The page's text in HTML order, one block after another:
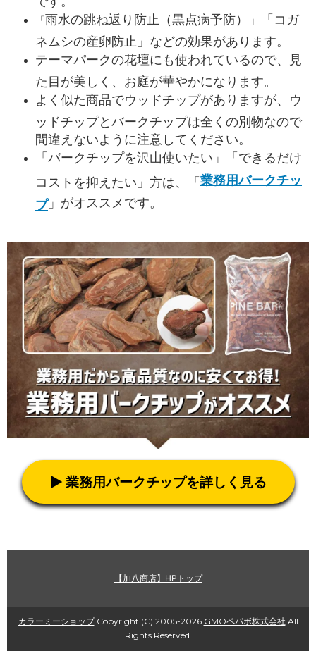
「雨水の跳ね返り防止（黒点病予防）」「コガ
ネムシの産卵防止」などの効果があります。
テーマパークの花壇にも使われているので、見
た目が美しく、お庭が華やかになります。
よく似た商品でウッドチップがありますが、ウ
ッドチップとバークチップは全くの別物なので
間違えないように注意してください。
「バークチップを沢山使いたい」「できるだけ
コストを抑えたい」方は、「業務用バークチッ
プ」がオススメです。
▶ 業務用バークチップを詳しく見る
【加八商店】HPトップ
カラーミーショップCopyright (C) 2005-2026 GMOペパボ株式会社 All
Rights Reserved.